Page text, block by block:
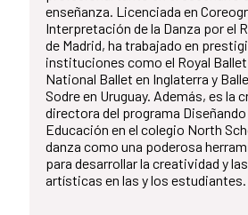
enseñanza. Licenciada en
Interpretación de la Danza por el
de Madrid, ha trabajado en
instituciones como el Royal
National Ballet en Inglaterra y
Sodre en Uruguay. Además, es la
directora del programa Diseñando
Educación en el colegio North
danza como una poderosa
para desarrollar la creatividad y
artísticas en las y los estudiantes.